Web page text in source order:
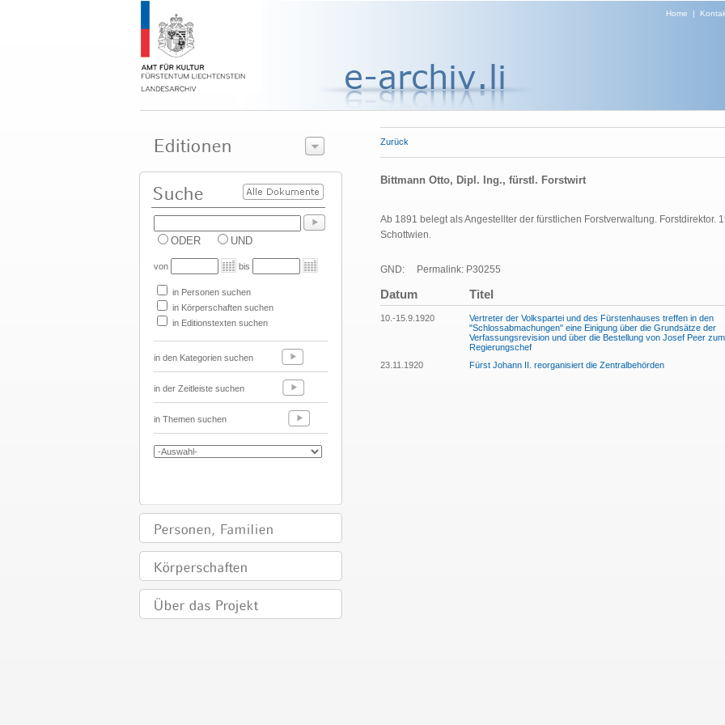
Home |
ODER UND
von bis
in Personen suchen
in Körperschaften suchen
in Editionstexten suchen
in den Kategorien suchen
in der Zeitleiste suchen
in Themen suchen
Zurück
Bittmann Otto, Dipl. Ing., fürstl. Forstwirt
Ab 1891 belegt als Angestellter der fürstlichen Forstverwaltung. Forstdirektor.
Schottwien.
GND: Permalink: P30255
Datum Titel
10.-15.9.1920
Vertreter der Volkspartei und des Fürstenhauses treffen in den
"Schlossabmachungen" eine Einigung über die Grundsätze der
Verfassungsrevision und über die Bestellung von Josef Peer zum
Regierungschef
23.11.1920 Fürst Johann II. reorganisiert die Zentralbehörden